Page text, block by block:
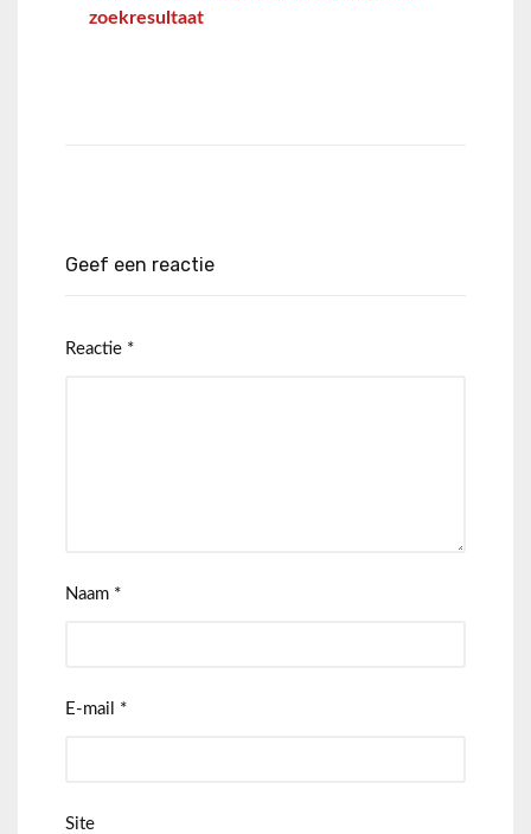
zoekresultaat
Geef een reactie
Reactie *
Naam *
E-mail *
Site